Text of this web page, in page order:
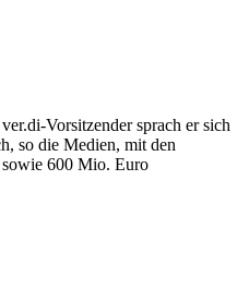
Vorsitzender sprach er sich
so die Medien, mit den
sowie 600 Mio. Euro